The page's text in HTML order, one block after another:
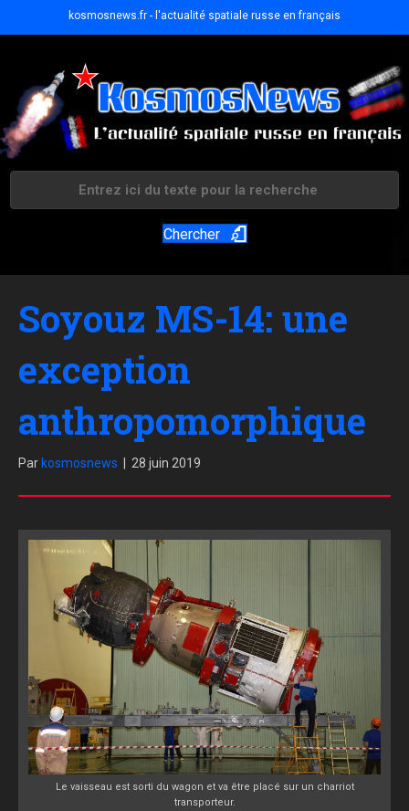
kosmosnews.fr - l'actualité spatiale russe en français
Chercher
Soyouz MS-14: une
exception
anthropomorphique
Par kosmosnews 28 juin 2019
Le vaisseau est sorti du wagon et va être placé sur un charriot
transporteur.